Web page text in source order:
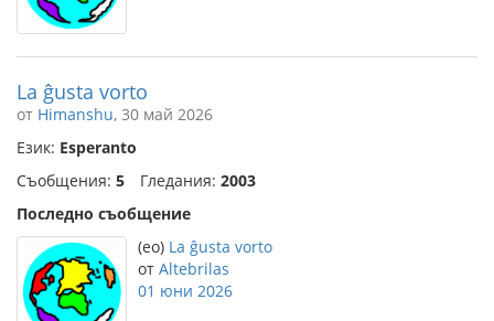
La ĝusta vorto
от Himanshu, 30 май 2026
Език: Esperanto
Съобщения: 5 Гледания: 2003
Последно съобщение
(eo) La ĝusta vorto
от Altebrilas
01 юни 2026